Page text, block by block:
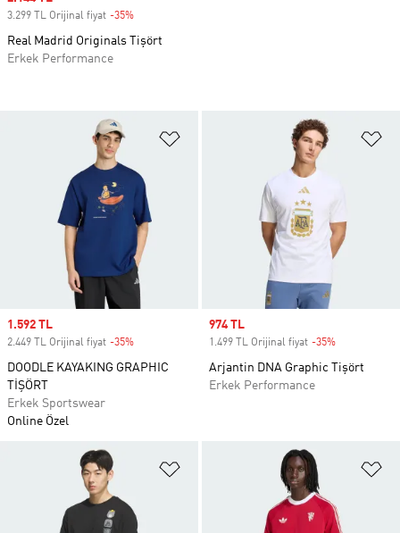
Favori Listesine Ekle
Sale price
1.592 TL
2.449 TL Orijinal fiyat -35%
DOODLE KAYAKING GRAPHIC
TİŞÖRT
Erkek Sportswear
Online Özel
Sale price
974 TL
1.499 TL Orijinal fiyat -35%
Arjantin DNA Graphic Tişört
Erkek Performance
Favori Listesine Ekle
3.299 TL Orijinal fiyat -35%
Real Madrid Originals Tişört
Erkek Performance